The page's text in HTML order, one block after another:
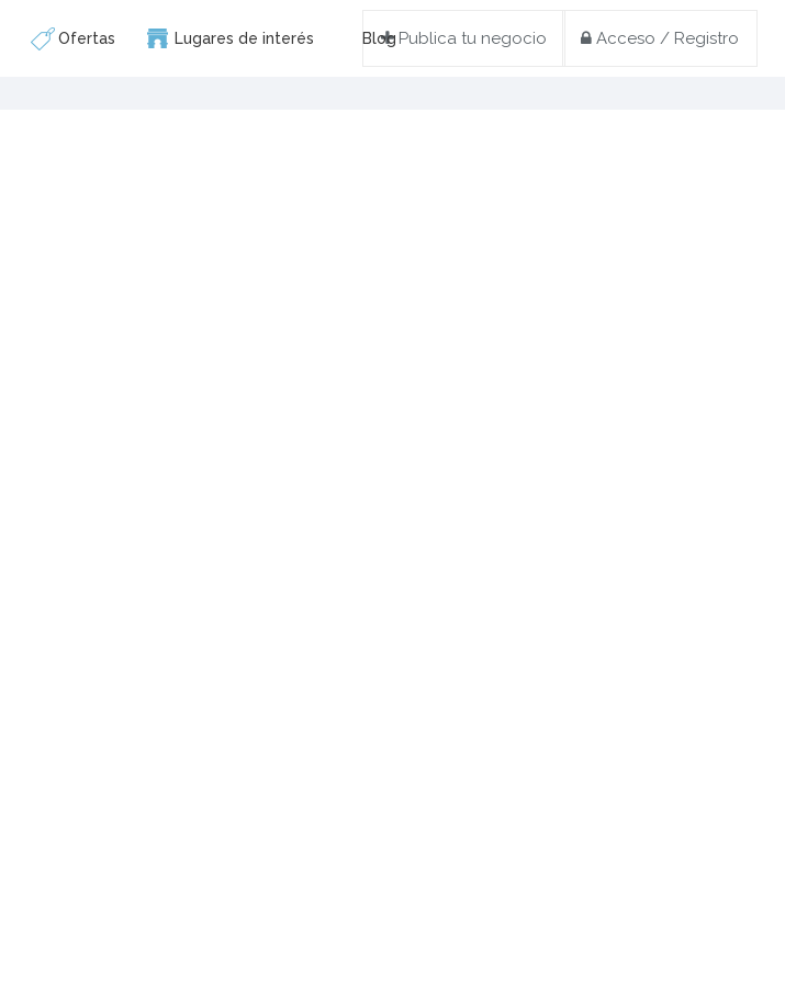
Publica tu negocio Acceso / Registro
Ofertas Lugares de interés Blog